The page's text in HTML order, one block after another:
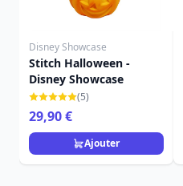
Disney Showcase
Stitch Halloween -
Disney Showcase
(5)
29,90 €
Ajouter